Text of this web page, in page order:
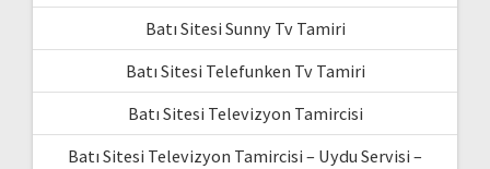
Batı Sitesi Sunny Tv Tamiri
Batı Sitesi Telefunken Tv Tamiri
Batı Sitesi Televizyon Tamircisi
Batı Sitesi Televizyon Tamircisi – Uydu Servisi –